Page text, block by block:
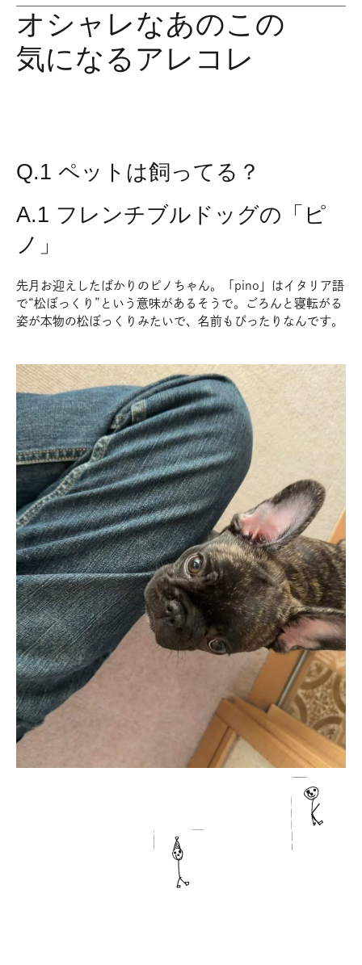
オシャレなあのこの
気になるアレコレ
Q.1 ペットは飼ってる？
A.1 フレンチブルドッグの「ピ
ノ」
先月お迎えしたばかりのピノちゃん。「pino」はイタリア語
で“松ぼっくり”という意味があるそうで。ごろんと寝転がる
姿が本物の松ぼっくりみたいで、名前もぴったりなんです。
k
i